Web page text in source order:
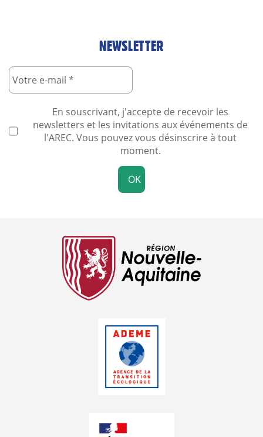
NEWSLETTER
En souscrivant, j'accepte de recevoir les
newsletters et les invitations aux événements de
l'AREC. Vous pouvez vous désinscrire à tout
moment.